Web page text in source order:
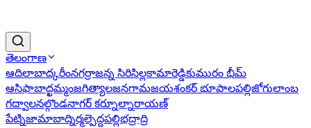
తెలంగాణ
ఆదిలాబాద్కరీంనగర్రాజన్న సిరిసిల్లకామారెడ్డికుమురం భీమ్
ఆసిఫాబాద్ఖమ్మంజగిత్యాలజనగామజయశంకర్ భూపాలపల్లిజోగులాంబ
గద్వాలనల్గొండనాగర్ కర్నూల్నారాయణ్
పేట్నిజామాబాద్నిర్మల్పెద్దపల్లిభద్రాద్రి